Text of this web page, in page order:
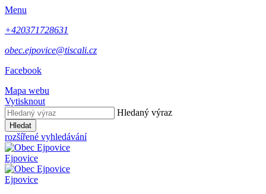
Menu
+420371728631
obec.ejpovice@tiscali.cz
Facebook
Mapa webu
Vytisknout
Hledaný výraz
Hledat
rozšířené vyhledávání
Ejpovice
Ejpovice